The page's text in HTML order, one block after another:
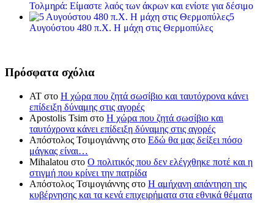
Τολμηρά: Είμαστε λαός των άκρων και ενίοτε για δέσιμο
5
Αυγούστου 480 π.Χ. Η μάχη στις Θερμοπύλες
Πρόσφατα σχόλια
ΑΤ στο Η χώρα που ζητά σωσίβιο και ταυτόχρονα κάνει
επίδειξη δύναμης στις αγορές
Apostolis Tsim στο Η χώρα που ζητά σωσίβιο και
ταυτόχρονα κάνει επίδειξη δύναμης στις αγορές
Απόστολος Τσιμογιάννης στο Εδώ θα μας δείξει πόσο
μάγκας είναι…
Mihalatou στο Ο πολιτικός που δεν ελέγχθηκε ποτέ και η
στιγμή που κρίνει την πατρίδα
Απόστολος Τσιμογιάννης στο Η αμήχανη απάντηση της
κυβέρνησης και τα κενά επιχειρήματα στα εθνικά θέματα